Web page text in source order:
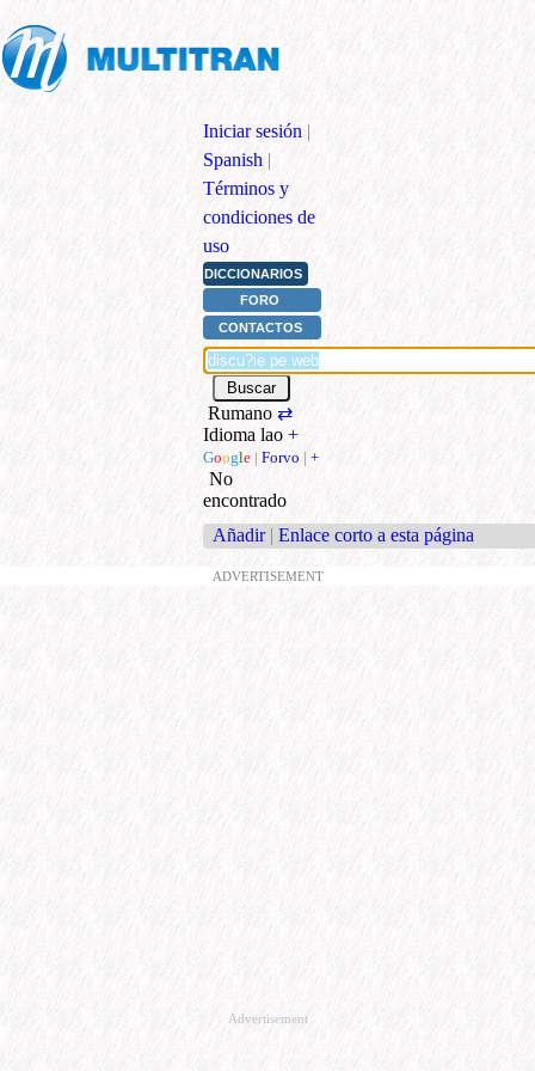
Iniciar sesión |
Spanish |
Términos y
condiciones de
uso
DICCIONARIOS
FORO
CONTACTOS
Rumano ⇄
Idioma lao +
Google | Forvo | +
No
encontrado
Añadir | Enlace corto a esta página
ADVERTISEMENT
Advertisement